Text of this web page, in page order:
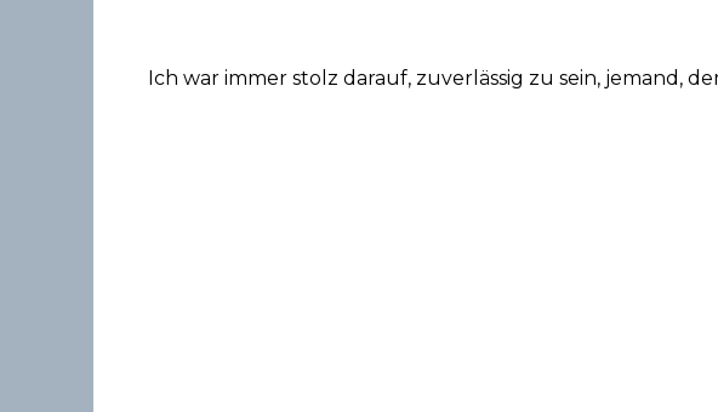
Ich war immer stolz darauf, zuverlässig zu sein, jemand,